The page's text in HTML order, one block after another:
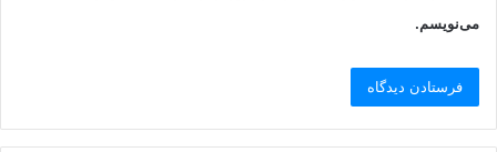
می‌نویسم.